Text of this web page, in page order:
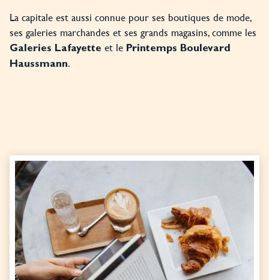
La capitale est aussi connue pour ses boutiques de mode,
ses galeries marchandes et ses grands magasins, comme les
Galeries Lafayette et le Printemps Boulevard
Haussmann.